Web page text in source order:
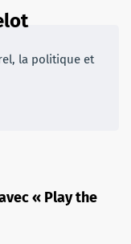
la politique et
« Play the